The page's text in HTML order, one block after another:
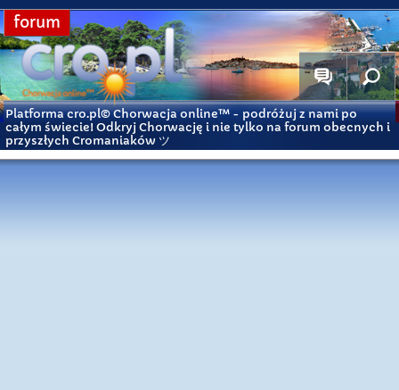
forum
Platforma cro.pl© Chorwacja online™ - podróżuj z nami po
całym świecie! Odkryj Chorwację i nie tylko na forum obecnych i
przyszłych Cromaniaków ツ